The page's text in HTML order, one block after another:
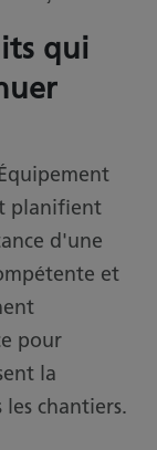
qui
planifient
d'une
et
pour
la
chantiers.